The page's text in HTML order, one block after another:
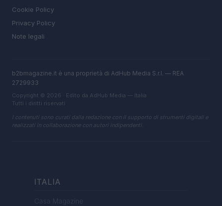
Cookie Policy
Privacy Policy
Note legali
b2bmagazine.it è una proprietà di AdHub Media S.r.l. — REA
2729933
Copyright © 2026 · Edito da AdHub Media — Italia
Tutti i diritti riservati
I contenuti sono curati dalla redazione con il supporto di strumenti digitali e
realizzati in collaborazione con autori indipendenti.
ITALIA
Casa Magazine